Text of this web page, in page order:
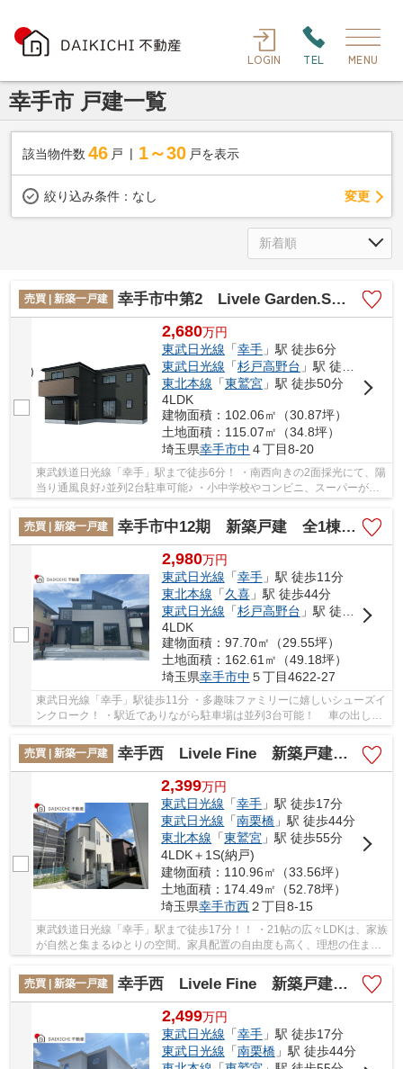
LOGIN TEL MENU
幸手市 戸建一覧
該当物件数 46 戸 1～30 戸を表示
絞り込み条件： なし 変更
売買 | 新築一戸建 幸手市中第2 Livele Garden.S 新築戸建 全2棟 1号棟
2,680万円
東武日光線 「幸手」駅 徒歩6分
東武日光線 「杉戸高野台 」駅 徒歩43分
東北本線 「東鷲宮」駅 徒歩50分
4LDK
建物面積：102.06㎡（30.87坪）
土地面積：115.07㎡（34.8坪）
埼玉県幸手市中 ４丁目8-20
東武鉄道日光線「幸手」駅まで徒歩6分！ ・南西向きの2面採光にて、陽
当り通風良好♪並列2台駐車可能♪ ・小中学校やコンビニ、スーパーが徒
歩圏内で生活便利！ 「今から見たい！」大...
売買 | 新築一戸建
幸手市中12期 新築戸建 全1棟 1号棟
2,980万円
東武日光線 「幸手」駅 徒歩11分
東北本線 「久喜」駅 徒歩44分
東武日光線 「杉戸高野台 」駅 徒歩42分
4LDK
建物面積：97.70㎡（29.55坪）
土地面積：162.61㎡（49.18坪）
埼玉県幸手市中 ５丁目4622-27
東武日光線「幸手」駅徒歩11分 ・多趣味ファミリーに嬉しいシューズイ
ンクローク！ ・駅近でありながら駐車場は並列3台可能！ 車の出し入
れもスムーズなゆとりのカースペースを確保...
売買 | 新築一戸建
幸手西 Livele Fine 新築戸建 全3棟 3号棟
2,399万円
東武日光線 「幸手 」駅 徒歩17分
東武日光線 「南栗橋 」駅 徒歩44分
東北本線 「東鷲宮 」駅 徒歩55分
4LDK＋1S(納戸)
建物面積：110.96㎡（33.56坪）
土地面積：174.49㎡（52.78坪）
埼玉県幸手市西２丁目8-15
東武鉄道日光線「幸手」駅まで徒歩17分！！ ・21帖の広々LDKは、家族
が自然と集まるゆとりの空間。家具配置の自由度も高く、理想の住まい
売買 | 新築一戸建
幸手西 Livele Fine 新築戸建 全3棟 1号棟
2,499万円
東武日光線 「幸手」駅 徒歩17分
東武日光線 「南栗橋」駅 徒歩44分